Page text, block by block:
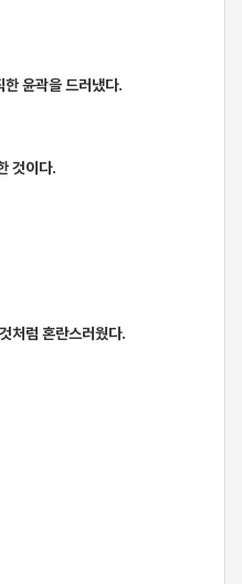
한 윤곽을 드러냈다.
것이다.
처럼 혼란스러웠다.